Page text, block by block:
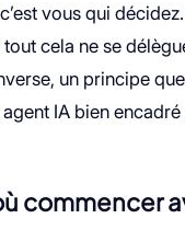
vous qui
cela ne se
un principe
agent IA bien
commencer